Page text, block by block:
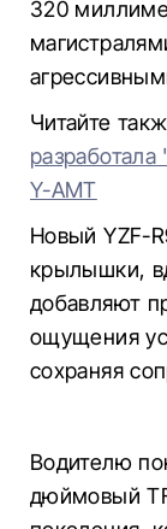
320
Читайте
Y-AMT
Новый YZF-
крылышки,
добавляют
ощущения
сохраняя
Водителю
дюймовый